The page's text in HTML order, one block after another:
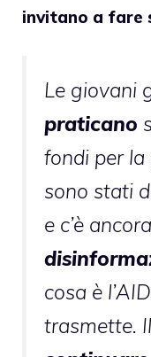
invitano a fare
Le giovani
praticano
fondi per la
sono stati
e c’è
cosa è
trasmette.